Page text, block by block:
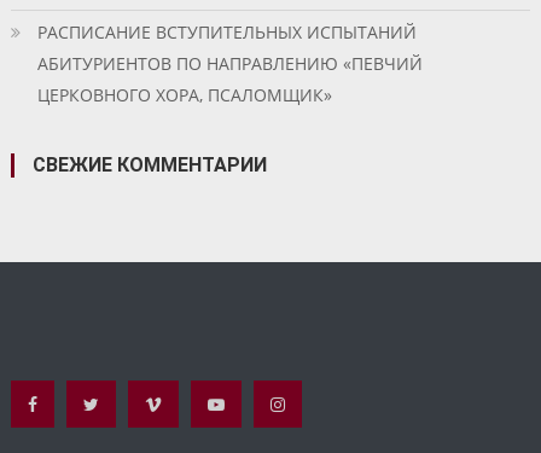
РАСПИСАНИЕ ВСТУПИТЕЛЬНЫХ ИСПЫТАНИЙ
АБИТУРИЕНТОВ ПО НАПРАВЛЕНИЮ «ПЕВЧИЙ
ЦЕРКОВНОГО ХОРА, ПСАЛОМЩИК»
СВЕЖИЕ КОММЕНТАРИИ